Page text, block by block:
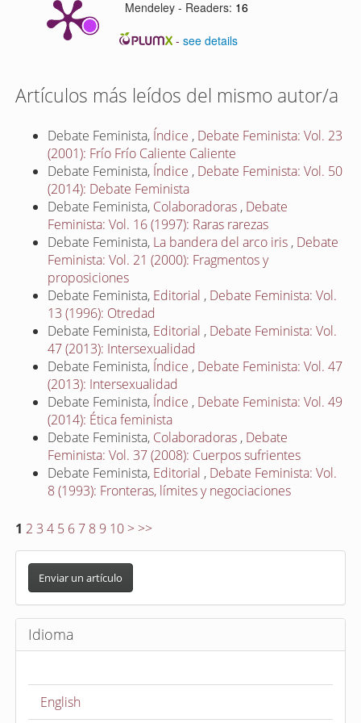
Mendeley - Readers: 16
-see details
Artículos más leídos del mismo autor/a
Debate Feminista, Índice , Debate Feminista: Vol. 23
(2001): Frío Frío Caliente Caliente
Debate Feminista, Índice , Debate Feminista: Vol. 50
(2014): Debate Feminista
Debate Feminista, Colaboradoras , Debate
Feminista: Vol. 16 (1997): Raras rarezas
Debate Feminista, La bandera del arco iris , Debate
Feminista: Vol. 21 (2000): Fragmentos y
proposiciones
Debate Feminista, Editorial , Debate Feminista: Vol.
13 (1996): Otredad
Debate Feminista, Editorial , Debate Feminista: Vol.
47 (2013): Intersexualidad
Debate Feminista, Índice , Debate Feminista: Vol. 47
(2013): Intersexualidad
Debate Feminista, Índice , Debate Feminista: Vol. 49
(2014): Ética feminista
Debate Feminista, Colaboradoras , Debate
Feminista: Vol. 37 (2008): Cuerpos sufrientes
Debate Feminista, Editorial , Debate Feminista: Vol.
8 (1993): Fronteras, límites y negociaciones
1 2 3 4 5 6 7 8 9 10 > >>
E
v
i
a
Enviar un artículo
Idioma
English